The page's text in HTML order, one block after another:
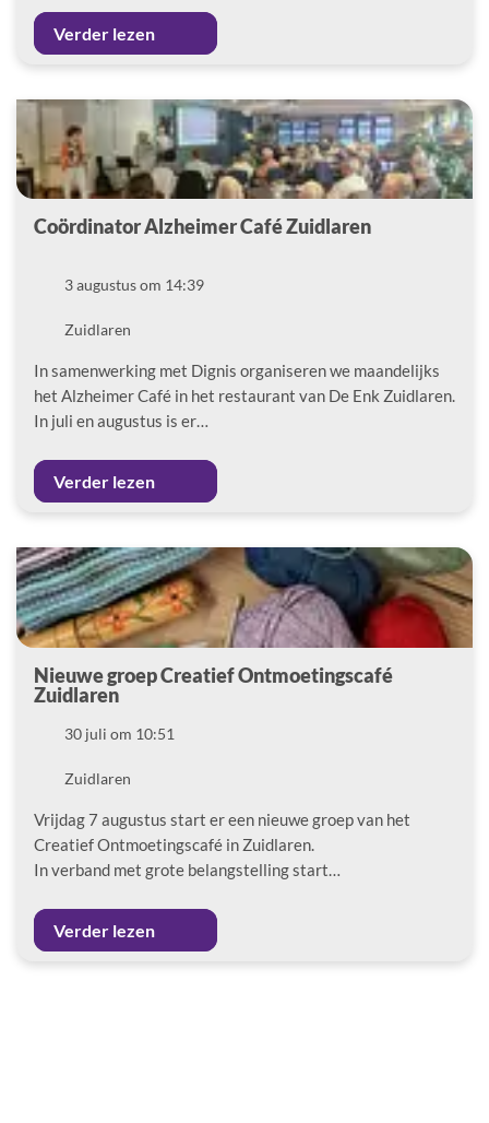
Verder lezen
Coördinator Alzheimer Café Zuidlaren
Datum3 augustus om 14:39
LocatieZuidlaren
In samenwerking met Dignis organiseren we maandelijks
het Alzheimer Café in het restaurant van De Enk Zuidlaren.
In juli en augustus is er…
Verder lezen
Nieuwe groep Creatief Ontmoetingscafé
Zuidlaren
Datum30 juli om 10:51
LocatieZuidlaren
Vrijdag 7 augustus start er een nieuwe groep van het
Creatief Ontmoetingscafé in Zuidlaren.
In verband met grote belangstelling start…
Verder lezen